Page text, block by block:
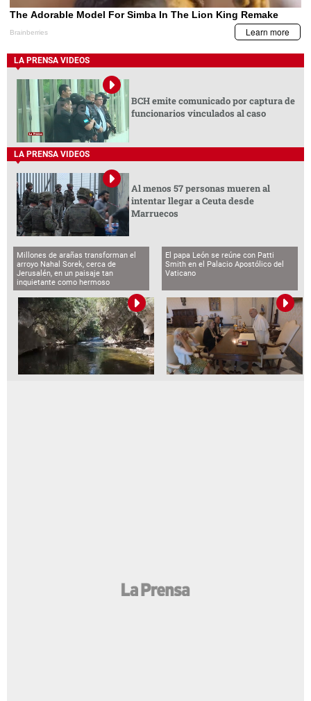
LA PRENSA VIDEOS
BCH emite comunicado por captura de
funcionarios vinculados al caso
LA PRENSA VIDEOS
Al menos 57 personas mueren al
intentar llegar a Ceuta desde
Marruecos
Millones de arañas transforman el
arroyo Nahal Sorek, cerca de
Jerusalén, en un paisaje tan
inquietante como hermoso
El papa León se reúne con Patti
Smith en el Palacio Apostólico del
Vaticano